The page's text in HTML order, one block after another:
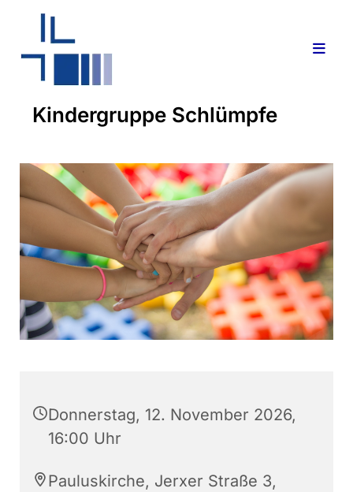
Kindergruppe Schlümpfe
Donnerstag, 12. November 2026,
16:00 Uhr
Pauluskirche, Jerxer Straße 3,